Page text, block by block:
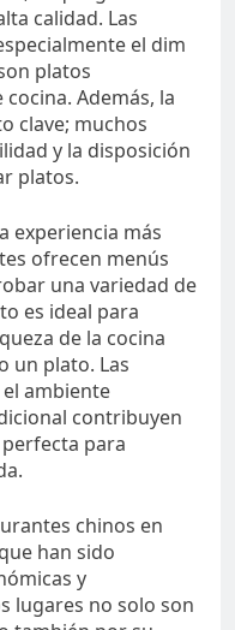
calidad. Las
el dim
platos
Además, la
clave; muchos
y la disposición
platos.
experiencia más
ofrecen menús
una variedad de
es ideal para
de la cocina
un plato. Las
ambiente
contribuyen
para
chinos en
han sido
y
lugares no solo son